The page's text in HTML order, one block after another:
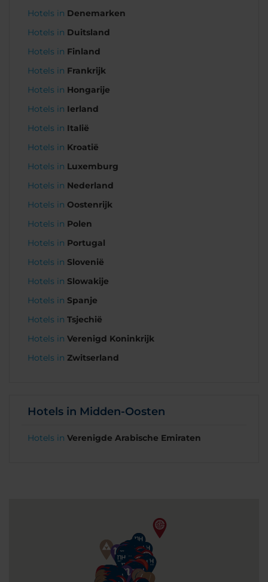
Hotels in Denemarken
Hotels in Duitsland
Hotels in Finland
Hotels in Frankrijk
Hotels in Hongarije
Hotels in Ierland
Hotels in Italië
Hotels in Kroatië
Hotels in Luxemburg
Hotels in Nederland
Hotels in Oostenrijk
Hotels in Polen
Hotels in Portugal
Hotels in Slovenië
Hotels in Slowakije
Hotels in Spanje
Hotels in Tsjechië
Hotels in Verenigd Koninkrijk
Hotels in Zwitserland
Hotels in Midden-Oosten
Hotels in Verenigde Arabische Emiraten